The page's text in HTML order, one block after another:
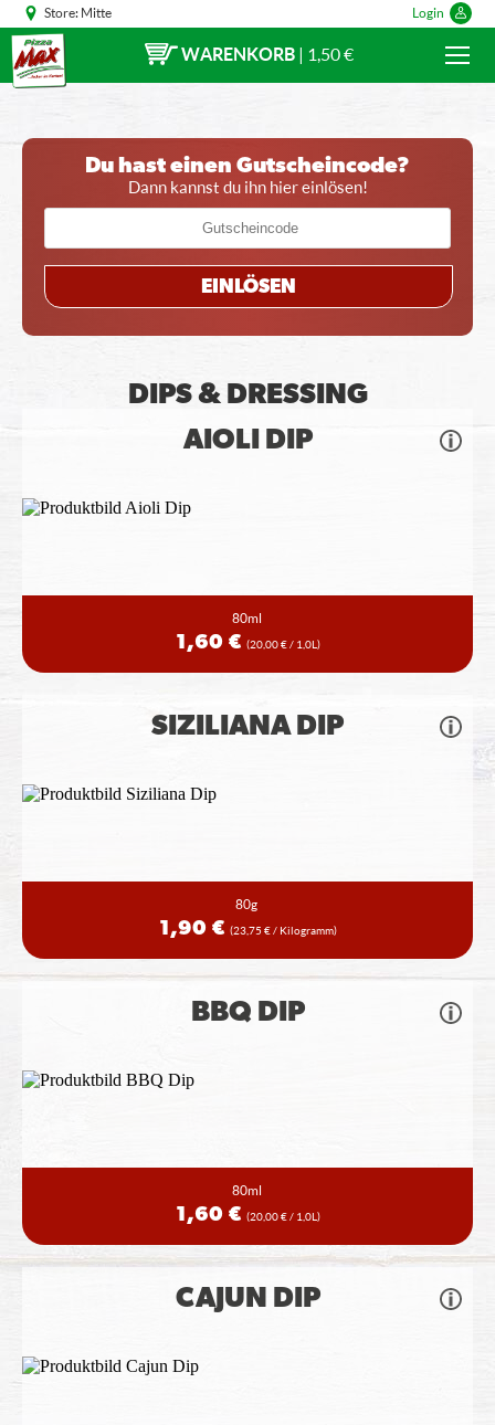
Store: Mitte Login
WARENKORB | 1,50 €
Du hast einen Gutscheincode?
Dann kannst du ihn hier einlösen!
EINLÖSEN
DIPS & DRESSING
AIOLI DIP
80ml
1,60 € (20,00 € / 1,0L)
SIZILIANA DIP
80g
1,90 € (23,75 € / Kilogramm)
BBQ DIP
80ml
1,60 € (20,00 € / 1,0L)
CAJUN DIP